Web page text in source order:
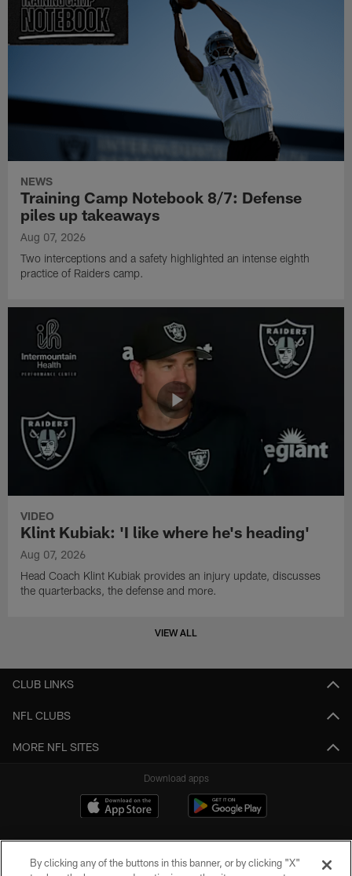
NEWS
Training Camp Notebook 8/7: Defense
piles up takeaways
Aug 07, 2026
Two interceptions and a safety highlighted an intense eighth
practice of Raiders camp.
VIDEO
Klint Kubiak: 'I like where he's heading'
Aug 07, 2026
Head Coach Klint Kubiak provides an injury update, discusses
the quarterbacks, the defense and more.
VIEW ALL
CLUB LINKS
NFL CLUBS
MORE NFL SITES
Download apps
By clicking any of the buttons in this banner, or by clicking "X"